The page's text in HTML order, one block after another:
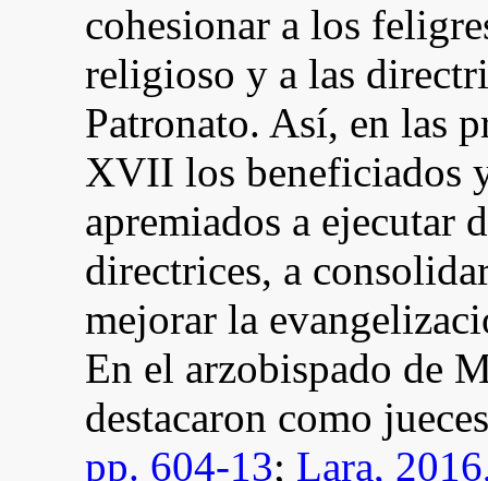
cohesionar a los
religioso y a las
Patronato. Así, en las
XVII los beneficiados
apremiados a ejecutar
directrices, a
mejorar la
En el arzobispado de
destacaron como
pp. 604-13; Lara,